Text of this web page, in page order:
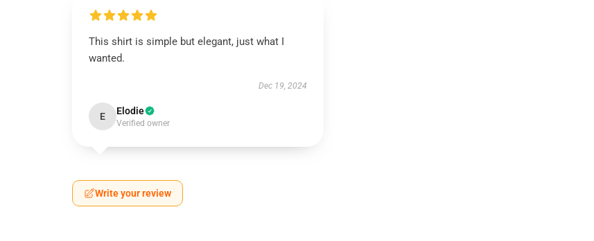
This shirt is simple but elegant, just what I
wanted.
Dec 19, 2024
E Elodie
Verified owner
Write your review